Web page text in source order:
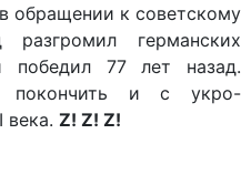
обращении к советскому
разгромил германских
победил 77 лет назад.
покончить и с укро-
Z! Z! Z!